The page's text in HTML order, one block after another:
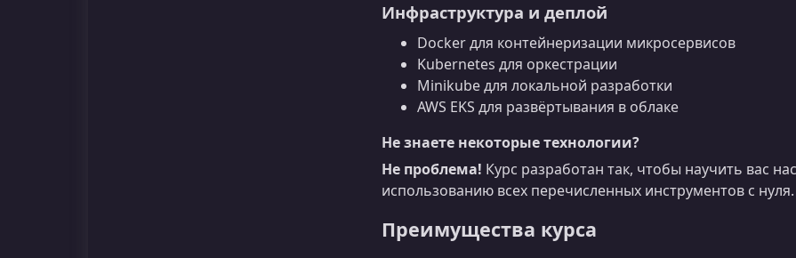
Инфраструктура и деплой
Docker для контейнеризации микросервисов
Kubernetes для оркестрации
Minikube для локальной разработки
AWS EKS для развёртывания в облаке
Не знаете некоторые технологии?
Не проблема! Курс разработан так, чтобы научить вас
использованию всех перечисленных инструментов с нуля.
Преимущества курса